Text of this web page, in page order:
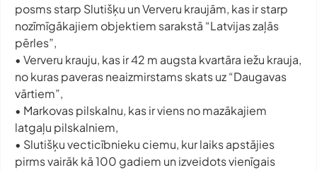
posms starp Slutišķu un Ververu kraujām, kas ir starp
nozīmīgākajiem objektiem sarakstā “Latvijas zaļās
pērles”,
• Ververu krauju, kas ir 42 m augsta kvartāra iežu krauja,
no kuras paveras neaizmirstams skats uz “Daugavas
vārtiem”,
• Markovas pilskalnu, kas ir viens no mazākajiem
latgaļu pilskalniem,
• Slutišķu vecticībnieku ciemu, kur laiks apstājies
pirms vairāk kā 100 gadiem un izveidots vienīgais